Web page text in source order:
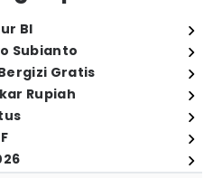
BI
Subianto
Gratis
Rupiah